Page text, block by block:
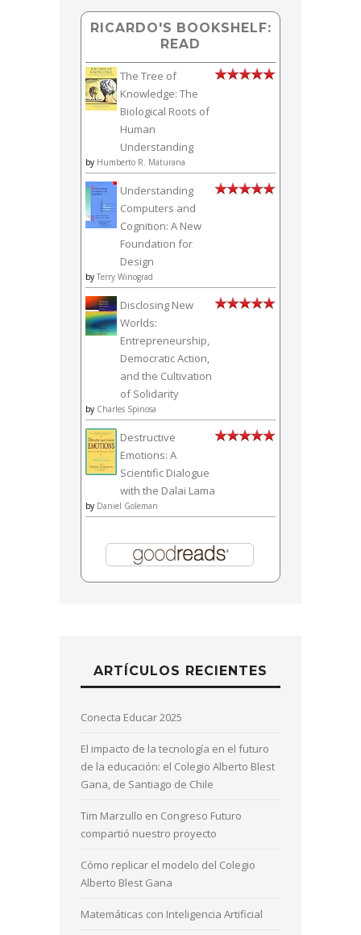
RICARDO'S BOOKSHELF:
READ
The Tree of
Knowledge: The
Biological Roots of
Human
Understanding
by Humberto R. Maturana
Understanding
Computers and
Cognition: A New
Foundation for
Design
by Terry Winograd
Disclosing New
Worlds:
Entrepreneurship,
Democratic Action,
and the Cultivation
of Solidarity
by Charles Spinosa
Destructive
Emotions: A
Scientific Dialogue
with the Dalai Lama
by Daniel Goleman
ARTÍCULOS RECIENTES
Conecta Educar 2025
El impacto de la tecnología en el futuro
de la educación: el Colegio Alberto Blest
Gana, de Santiago de Chile
Tim Marzullo en Congreso Futuro
compartió nuestro proyecto
Cómo replicar el modelo del Colegio
Alberto Blest Gana
Matemáticas con Inteligencia Artificial